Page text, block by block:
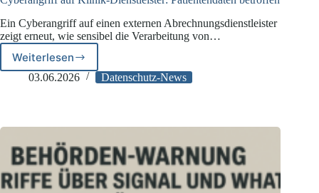
Ein Cyberangriff auf einen externen Abrechnungsdienstleister
zeigt erneut, wie sensibel die Verarbeitung von…
WeiterlesenCyberangriff
auf
betroffen
03.06.2026 Datenschutz-News